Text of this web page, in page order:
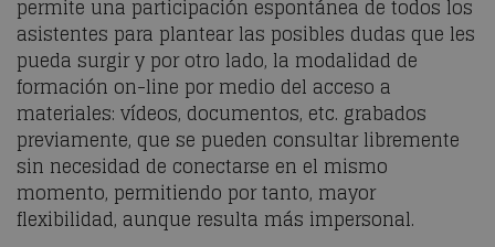
permite una participación espontánea de todos los
asistentes para plantear las posibles dudas que les
pueda surgir y por otro lado, la modalidad de
formación on-line por medio del acceso a
materiales: vídeos, documentos, etc. grabados
previamente, que se pueden consultar libremente
sin necesidad de conectarse en el mismo
momento, permitiendo por tanto, mayor
flexibilidad, aunque resulta más impersonal.